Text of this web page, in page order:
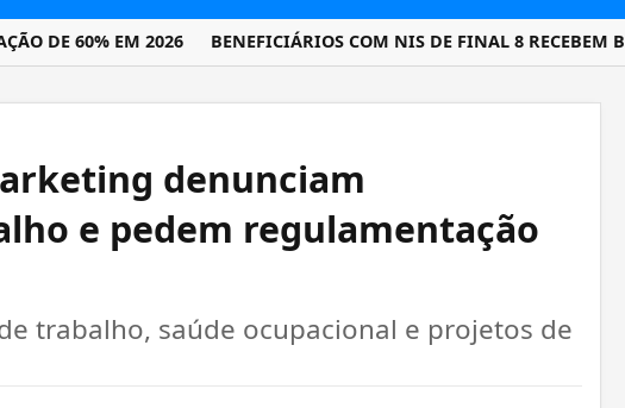
DE 60% EM 2026 BENEFICIÁRIOS COM NIS DE FINAL 8 RECEBEM
denunciam
e pedem regulamentação
trabalho, saúde ocupacional e projetos de